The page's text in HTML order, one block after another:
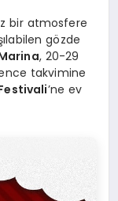
bir atmosfere
gözde
, 20-29
takvimine
’ne ev